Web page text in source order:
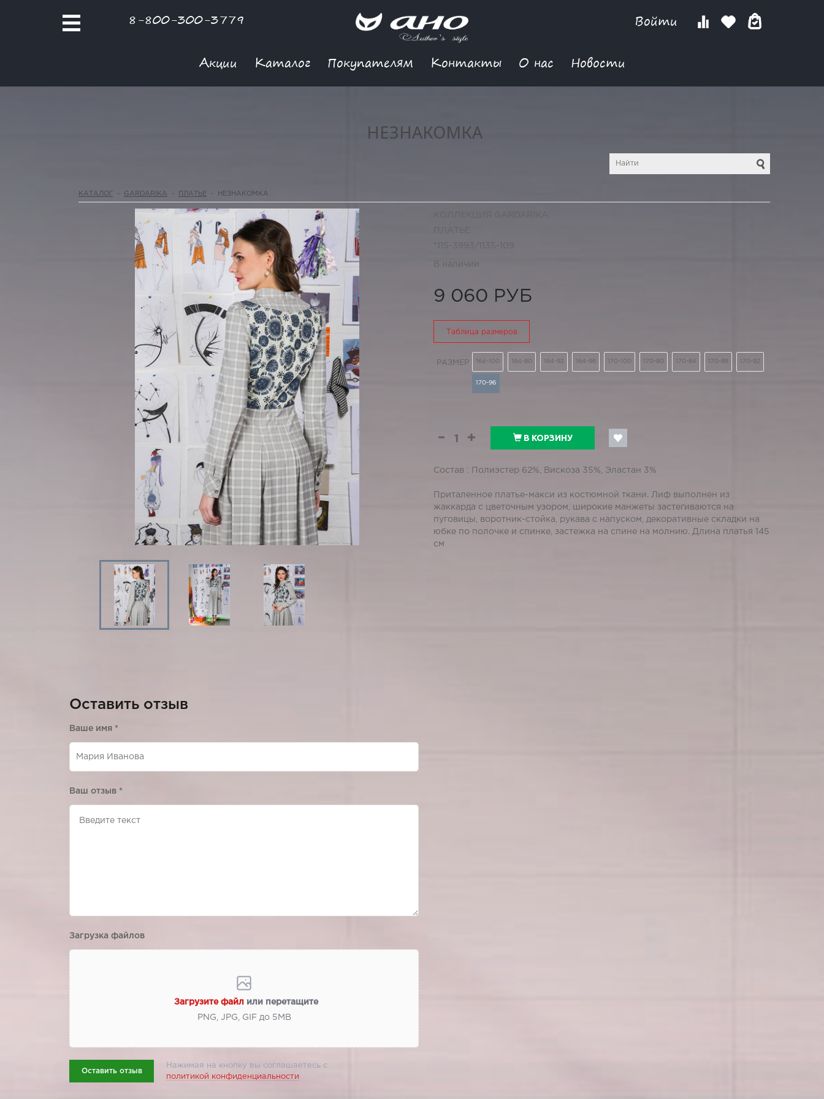
8-800-300-3779 Войти
Акции Каталог Покупателям Контакты О нас Новости
НЕЗНАКОМКА
КАТАЛОГ - GARDARIKA - ПЛАТЬЕ - НЕЗНАКОМКА
КОЛЛЕКЦИЯ GARDARIKA
ПЛАТЬЕ
*115-3993/1135-109
В наличии
9 060 РУБ
Таблица размеров
РАЗМЕР 164-100 164-80 164-92 164-96 170-100 170-80 170-84 170-88 170-92
170-96
В КОРЗИНУ
Состав : Полиэстер 62%, Вискоза 35%, Эластан 3%
Приталенное платье-макси из костюмной ткани. Лиф выполнен из
жаккарда с цветочным узором, широкие манжеты застегиваются на
пуговицы, воротник-стойка, рукава с напуском, декоративные складки на
юбке по полочке и спинке, застежка на спине на молнию. Длина платья 145
см
Оставить отзыв
Ваше имя *
Ваш отзыв *
Загрузка файлов
Загрузите файл или перетащите
PNG, JPG, GIF до 5МВ
Оставить отзыв
Нажимая на кнопку вы соглашаетесь с
политикой конфиденциальности